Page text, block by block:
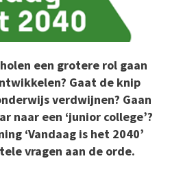
een grotere rol gaan
Gaat de knip
verdwijnen? Gaan
naar een ‘junior college’?
‘Vandaag is het 2040’
vragen aan de orde.